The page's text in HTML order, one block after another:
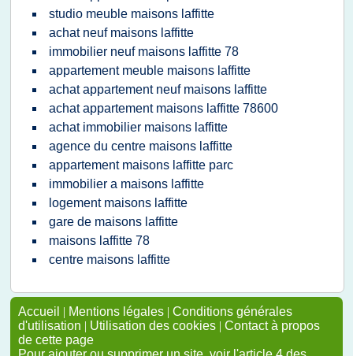
studio meuble maisons laffitte
achat neuf maisons laffitte
immobilier neuf maisons laffitte 78
appartement meuble maisons laffitte
achat appartement neuf maisons laffitte
achat appartement maisons laffitte 78600
achat immobilier maisons laffitte
agence du centre maisons laffitte
appartement maisons laffitte parc
immobilier a maisons laffitte
logement maisons laffitte
gare de maisons laffitte
maisons laffitte 78
centre maisons laffitte
Accueil | Mentions légales | Conditions générales
d'utilisation | Utilisation des cookies | Contact à propos
de cette page